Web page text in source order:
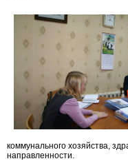
коммунального хозяйства,
направленности.